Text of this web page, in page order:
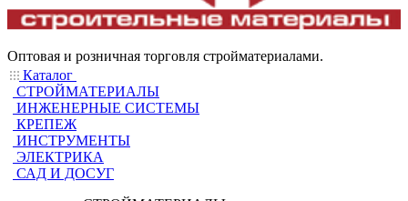
Оптовая и розничная торговля стройматериалами.
Каталог
СТРОЙМАТЕРИАЛЫ
ИНЖЕНЕРНЫЕ СИСТЕМЫ
КРЕПЕЖ
ИНСТРУМЕНТЫ
ЭЛЕКТРИКА
САД И ДОСУГ